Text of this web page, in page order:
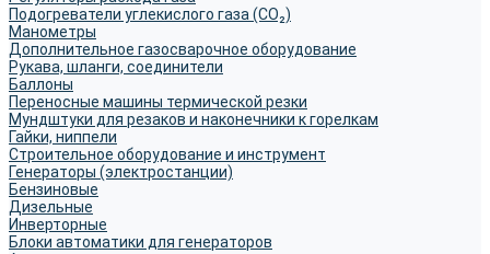
Подогреватели углекислого газа (CO₂)
Манометры
Дополнительное газосварочное оборудование
Рукава, шланги, соединители
Баллоны
Переносные машины термической резки
Мундштуки для резаков и наконечники к горелкам
Гайки, ниппели
Строительное оборудование и инструмент
Генераторы (электростанции)
Бензиновые
Дизельные
Инверторные
Блоки автоматики для генераторов